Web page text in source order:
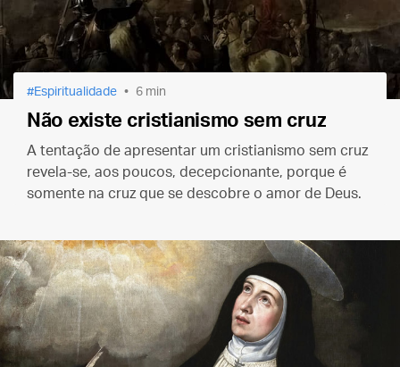
Espiritualidade 6 min
Não existe cristianismo sem cruz
A tentação de apresentar um cristianismo sem cruz
revela-se, aos poucos, decepcionante, porque é
somente na cruz que se descobre o amor de Deus.